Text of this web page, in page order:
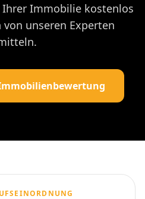
Immobilie kostenlos
unseren Experten